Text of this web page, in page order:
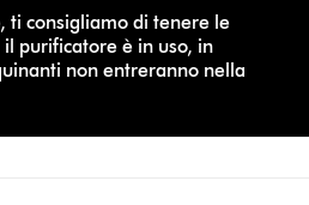
ti consigliamo di tenere le
purificatore è in uso, in
non entreranno nella